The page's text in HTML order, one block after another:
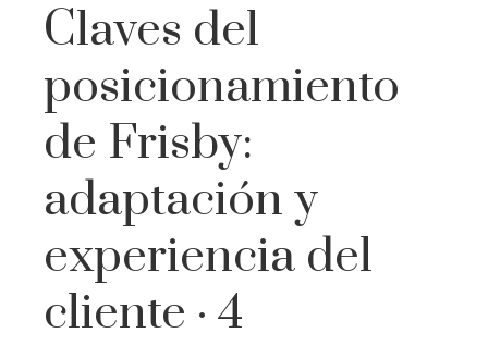
Claves del
posicionamiento
de Frisby:
adaptación y
experiencia del
cliente · 4